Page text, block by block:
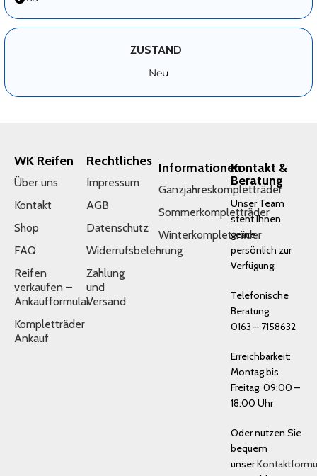
ZUSTAND
Neu
WK Reifen
Über uns
Kontakt
Shop
FAQ
Reifen
verkaufen –
Ankaufformular
Kompletträder
Ankauf
Rechtliches
Impressum
AGB
Datenschutz
Widerrufsbelehrung
Zahlung
und
Versand
Informationen
Ganzjahreskompletträder
Sommerkompletträder
Winterkompletträder
Kontakt &
Beratung
Unser Team
steht Ihnen
gerne
persönlich zur
Verfügung:
Telefonische
Beratung:
0163 – 7158632
Erreichbarkeit:
Montag bis
Freitag, 09:00 –
18:00 Uhr
Oder nutzen Sie
bequem
unser